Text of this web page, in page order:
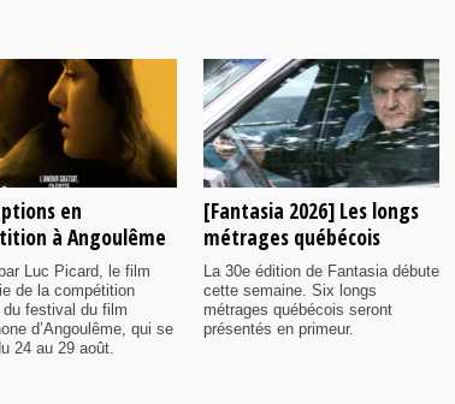
en
à Angoulême
Luc Picard, le film
de la compétition
festival du film
d’Angoulême, qui se
24 au 29 août.
[Fantasia 2026] Les longs
métrages québécois
La 30e édition de Fantasia débute
cette semaine. Six longs
métrages québécois seront
présentés en primeur.